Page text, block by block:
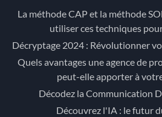
La méthode CAP et la méthode
utiliser ces techniques
Décryptage 2024 : Révolutionner
Quels avantages une agence de
peut-elle apporter à
Décodez la Communication
Découvrez l'IA : le futur